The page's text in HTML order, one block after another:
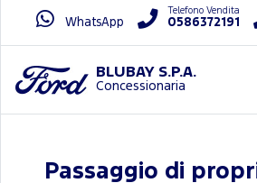
WhatsApp
Telefono Vendita
0586372191
BLUBAY S.P.A.
Concessionaria
Passaggio di